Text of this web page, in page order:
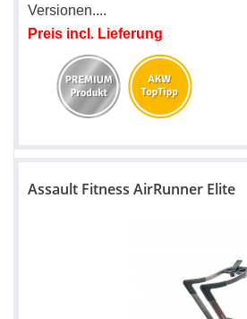
Versionen....
Preis incl. Lieferung
Assault Fitness AirRunner Elite